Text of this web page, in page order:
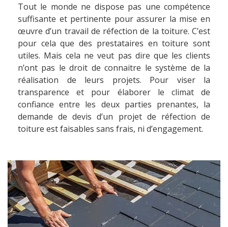
Tout le monde ne dispose pas une compétence
suffisante et pertinente pour assurer la mise en
œuvre d’un travail de réfection de la toiture. C’est
pour cela que des prestataires en toiture sont
utiles. Mais cela ne veut pas dire que les clients
n’ont pas le droit de connaitre le système de la
réalisation de leurs projets. Pour viser la
transparence et pour élaborer le climat de
confiance entre les deux parties prenantes, la
demande de devis d’un projet de réfection de
toiture est faisables sans frais, ni d’engagement.